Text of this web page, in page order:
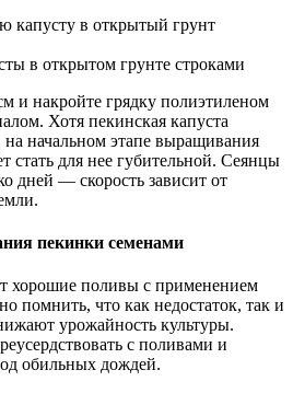
в открытом грунте строками
и накройте грядку полиэтиленом
Хотя пекинская капуста
начальном этапе выращивания
стать для нее губительной. Сеянцы
дней — скорость зависит от
пекинки семенами
хорошие поливы с применением
помнить, что как недостаток, так и
урожайность культуры.
с поливами и
обильных дождей.